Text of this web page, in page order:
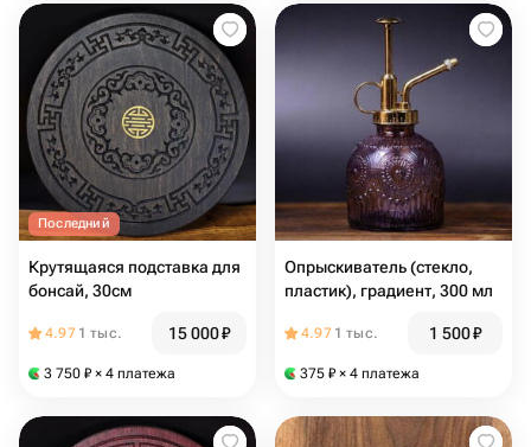
Последний
Крутящаяся подставка для
бонсай, 30см
4.97 1 тыс. 15 000₽
3 750 ₽ × 4 платежа
Опрыскиватель (стекло,
пластик), градиент, 300 мл
4.97 1 тыс. 1 500₽
375 ₽ × 4 платежа